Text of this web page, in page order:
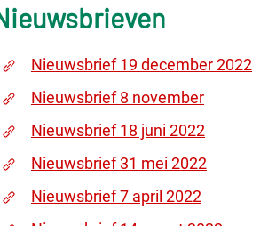
Nieuwsbrief 19 december 2022
Nieuwsbrief 8 november
Nieuwsbrief 18 juni 2022
Nieuwsbrief 31 mei 2022
Nieuwsbrief 7 april 2022